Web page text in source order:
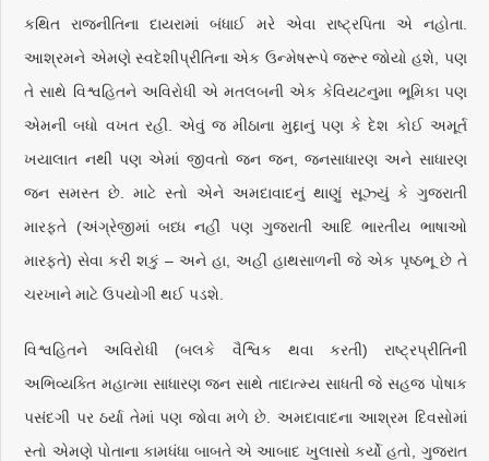
કથિત રાજનીતિના દાયરામાં બંધાઈ મરે એવા રાષ્ટ્રપિતા એ નહોતા.
આશ્રમને એમણે સ્વદેશીપ્રીતિના એક ઉન્મેષરૂપે જરૂર જોયો હશે, પણ
તે સાથે વિશ્વહિતને અવિરોધી એ મતલબની એક કેવિયટનુમા ભૂમિકા પણ
એમની બધો વખત રહી. એવું જ મીઠાના મુદ્દાનું પણ કે દેશ કોઈ અમૂર્ત
ખયાલાત નથી પણ એમાં જીવતો જન જન, જનસાધારણ અને સાધારણ
જન સમસ્ત છે. માટે સ્તો એને અમદાવાદનું થાણું સૂઝ્યું કે ગુજરાતી
મારફતે (અંગ્રેજીમાં બધ્ધ નહીં પણ ગુજરાતી આદિ ભારતીય ભાષાઓ
મારફતે) સેવા કરી શકું – અને હા, અહીં હાથસાળની જે એક પૃષ્ઠભૂ છે તે
ચરખાને માટે ઉપયોગી થઈ પડશે.
વિશ્વહિતને અવિરોધી (બલકે વૈશ્વિક થવા કરતી) રાષ્ટ્રપ્રીતિની
અભિવ્યક્તિ મહાત્મા સાધારણ જન સાથે તાદાત્મ્ય સાધતી જે સહજ પોષાક
પસંદગી પર ઠર્યા તેમાં પણ જોવા મળે છે. અમદાવાદના આશ્રમ દિવસોમાં
સ્તો એમણે પોતાના કામધંધા બાબતે એ આબાદ ખુલાસો કર્યો હતો, ગુજરાત